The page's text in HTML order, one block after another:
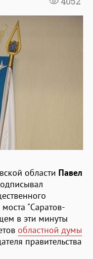
области Павел
"Саратов-
в эти минуты
областной думы
правительства